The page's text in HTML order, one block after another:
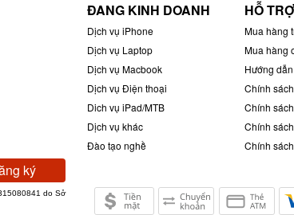
ký
ĐANG KINH DOANH
Dịch vụ iPhone
Dịch vụ Laptop
Dịch vụ Macbook
Dịch vụ Điện thoại
Dich vụ iPad/MTB
Dịch vụ khác
Đào tạo nghề
HỖ
Mua hàng
Mua hàng
Hướng
Chính
Chính
Chính
Chính
do Sở